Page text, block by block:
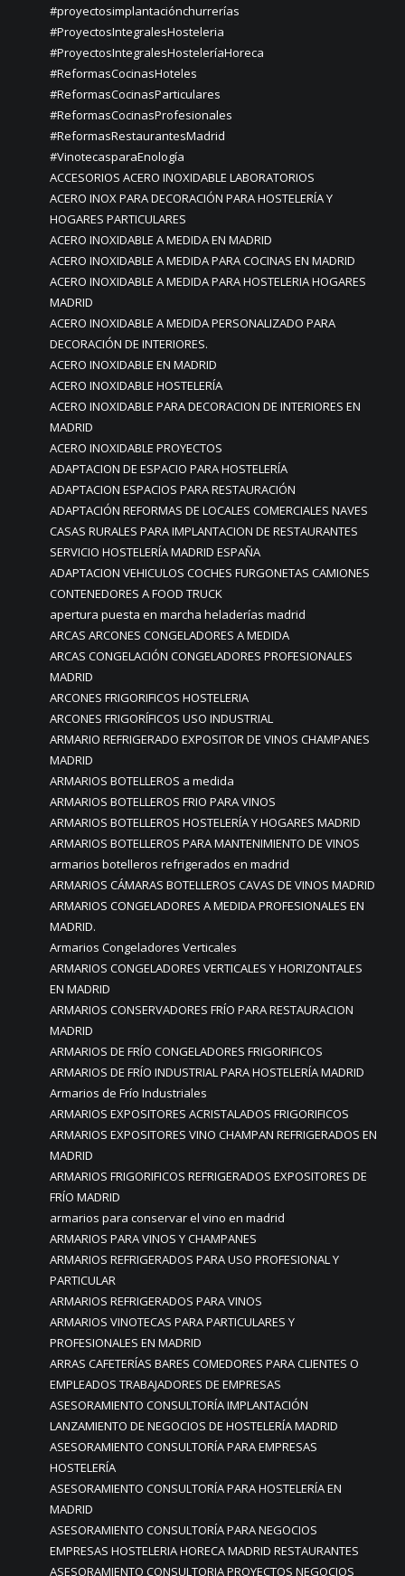
#proyectosimplantaciónchurrerías
#ProyectosIntegralesHosteleria
#ProyectosIntegralesHosteleríaHoreca
#ReformasCocinasHoteles
#ReformasCocinasParticulares
#ReformasCocinasProfesionales
#ReformasRestaurantesMadrid
#VinotecasparaEnología
ACCESORIOS ACERO INOXIDABLE LABORATORIOS
ACERO INOX PARA DECORACIÓN PARA HOSTELERÍA Y
HOGARES PARTICULARES
ACERO INOXIDABLE A MEDIDA EN MADRID
ACERO INOXIDABLE A MEDIDA PARA COCINAS EN MADRID
ACERO INOXIDABLE A MEDIDA PARA HOSTELERIA HOGARES
MADRID
ACERO INOXIDABLE A MEDIDA PERSONALIZADO PARA
DECORACIÓN DE INTERIORES.
ACERO INOXIDABLE EN MADRID
ACERO INOXIDABLE HOSTELERÍA
ACERO INOXIDABLE PARA DECORACION DE INTERIORES EN
MADRID
ACERO INOXIDABLE PROYECTOS
ADAPTACION DE ESPACIO PARA HOSTELERÍA
ADAPTACION ESPACIOS PARA RESTAURACIÓN
ADAPTACIÓN REFORMAS DE LOCALES COMERCIALES NAVES
CASAS RURALES PARA IMPLANTACION DE RESTAURANTES
SERVICIO HOSTELERÍA MADRID ESPAÑA
ADAPTACION VEHICULOS COCHES FURGONETAS CAMIONES
CONTENEDORES A FOOD TRUCK
apertura puesta en marcha heladerías madrid
ARCAS ARCONES CONGELADORES A MEDIDA
ARCAS CONGELACIÓN CONGELADORES PROFESIONALES
MADRID
ARCONES FRIGORIFICOS HOSTELERIA
ARCONES FRIGORÍFICOS USO INDUSTRIAL
ARMARIO REFRIGERADO EXPOSITOR DE VINOS CHAMPANES
MADRID
ARMARIOS BOTELLEROS a medida
ARMARIOS BOTELLEROS FRIO PARA VINOS
ARMARIOS BOTELLEROS HOSTELERÍA Y HOGARES MADRID
ARMARIOS BOTELLEROS PARA MANTENIMIENTO DE VINOS
armarios botelleros refrigerados en madrid
ARMARIOS CÁMARAS BOTELLEROS CAVAS DE VINOS MADRID
ARMARIOS CONGELADORES A MEDIDA PROFESIONALES EN
MADRID.
Armarios Congeladores Verticales
ARMARIOS CONGELADORES VERTICALES Y HORIZONTALES
EN MADRID
ARMARIOS CONSERVADORES FRÍO PARA RESTAURACION
MADRID
ARMARIOS DE FRÍO CONGELADORES FRIGORIFICOS
ARMARIOS DE FRÍO INDUSTRIAL PARA HOSTELERÍA MADRID
Armarios de Frío Industriales
ARMARIOS EXPOSITORES ACRISTALADOS FRIGORIFICOS
ARMARIOS EXPOSITORES VINO CHAMPAN REFRIGERADOS EN
MADRID
ARMARIOS FRIGORIFICOS REFRIGERADOS EXPOSITORES DE
FRÍO MADRID
armarios para conservar el vino en madrid
ARMARIOS PARA VINOS Y CHAMPANES
ARMARIOS REFRIGERADOS PARA USO PROFESIONAL Y
PARTICULAR
ARMARIOS REFRIGERADOS PARA VINOS
ARMARIOS VINOTECAS PARA PARTICULARES Y
PROFESIONALES EN MADRID
ARRAS CAFETERÍAS BARES COMEDORES PARA CLIENTES O
EMPLEADOS TRABAJADORES DE EMPRESAS
ASESORAMIENTO CONSULTORÍA IMPLANTACIÓN
LANZAMIENTO DE NEGOCIOS DE HOSTELERÍA MADRID
ASESORAMIENTO CONSULTORÍA PARA EMPRESAS
HOSTELERÍA
ASESORAMIENTO CONSULTORÍA PARA HOSTELERÍA EN
MADRID
ASESORAMIENTO CONSULTORÍA PARA NEGOCIOS
EMPRESAS HOSTELERIA HORECA MADRID RESTAURANTES
ASESORAMIENTO CONSULTORIA PROYECTOS NEGOCIOS